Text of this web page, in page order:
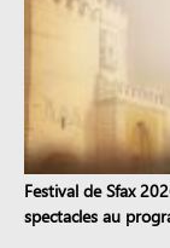
Festival de Sfax
spectacles au